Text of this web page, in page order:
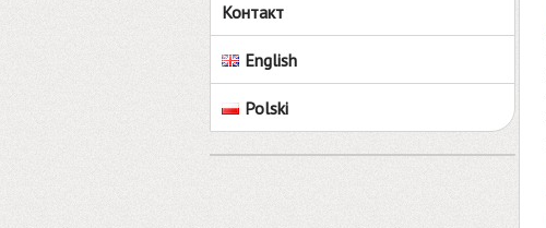
Контакт
English
Polski